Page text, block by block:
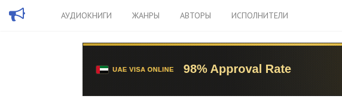
АУДИОКНИГИ ЖАНРЫ АВТОРЫ ИСПОЛНИТЕЛИ